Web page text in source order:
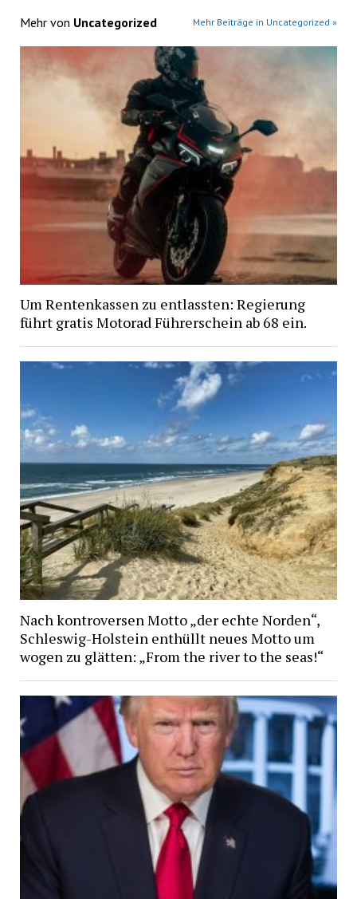
Mehr von Uncategorized Mehr Beiträge in Uncategorized »
Um Rentenkassen zu entlassten: Regierung
führt gratis Motorad Führerschein ab 68 ein.
Nach kontroversen Motto „der echte Norden“,
Schleswig-Holstein enthüllt neues Motto um
wogen zu glätten: „From the river to the seas!“